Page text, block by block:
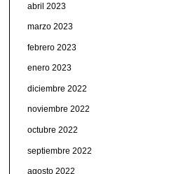
abril 2023
marzo 2023
febrero 2023
enero 2023
diciembre 2022
noviembre 2022
octubre 2022
septiembre 2022
agosto 2022